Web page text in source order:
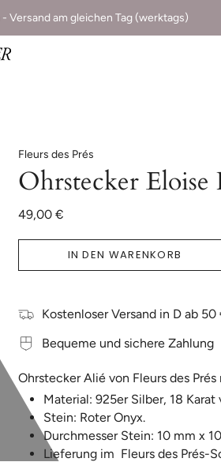
Versand am gleichen Tag (werktags)
Fleurs des Prés
Ohrstecker
49,00 €
IN DEN WARENKORB
Kostenloser Versand in D ab
Bequeme und sichere Zahlung
Ohrstecker Alié von Fleurs des
Material: 925er Silber, 18 Karat
Stein: Roter Onyx.
Durchmesser Stein: 10 mm x
Lieferung im Fleurs des Prés-